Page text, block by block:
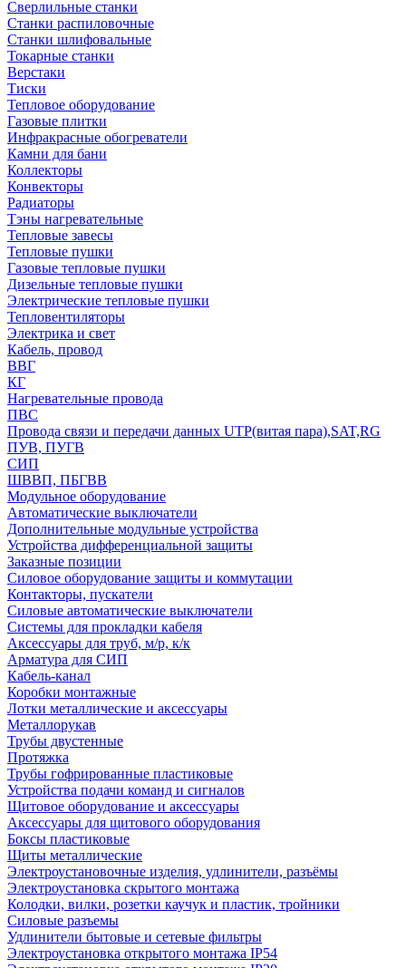
Сверлильные станки
Станки распиловочные
Станки шлифовальные
Токарные станки
Верстаки
Тиски
Тепловое оборудование
Газовые плитки
Инфракрасные обогреватели
Камни для бани
Коллекторы
Конвекторы
Радиаторы
Тэны нагревательные
Тепловые завесы
Тепловые пушки
Газовые тепловые пушки
Дизельные тепловые пушки
Электрические тепловые пушки
Тепловентиляторы
Электрика и свет
Кабель, провод
ВВГ
КГ
Нагревательные провода
ПВС
Провода связи и передачи данных UTP(витая пара),SAT,RG
ПУВ, ПУГВ
СИП
ШВВП, ПБГВВ
Модульное оборудование
Автоматические выключатели
Дополнительные модульные устройства
Устройства дифференциальной защиты
Заказные позиции
Силовое оборудование защиты и коммутации
Контакторы, пускатели
Силовые автоматические выключатели
Системы для прокладки кабеля
Аксессуары для труб, м/р, к/к
Арматура для СИП
Кабель-канал
Коробки монтажные
Лотки металлические и аксессуары
Металлорукав
Трубы двустенные
Протяжка
Трубы гофрированные пластиковые
Устройства подачи команд и сигналов
Щитовое оборудование и аксессуары
Аксессуары для щитового оборудования
Боксы пластиковые
Щиты металлические
Электроустановочные изделия, удлинители, разъёмы
Электроустановка скрытого монтажа
Колодки, вилки, розетки каучук и пластик, тройники
Силовые разъемы
Удлинители бытовые и сетевые фильтры
Электроустановка открытого монтажа IP54